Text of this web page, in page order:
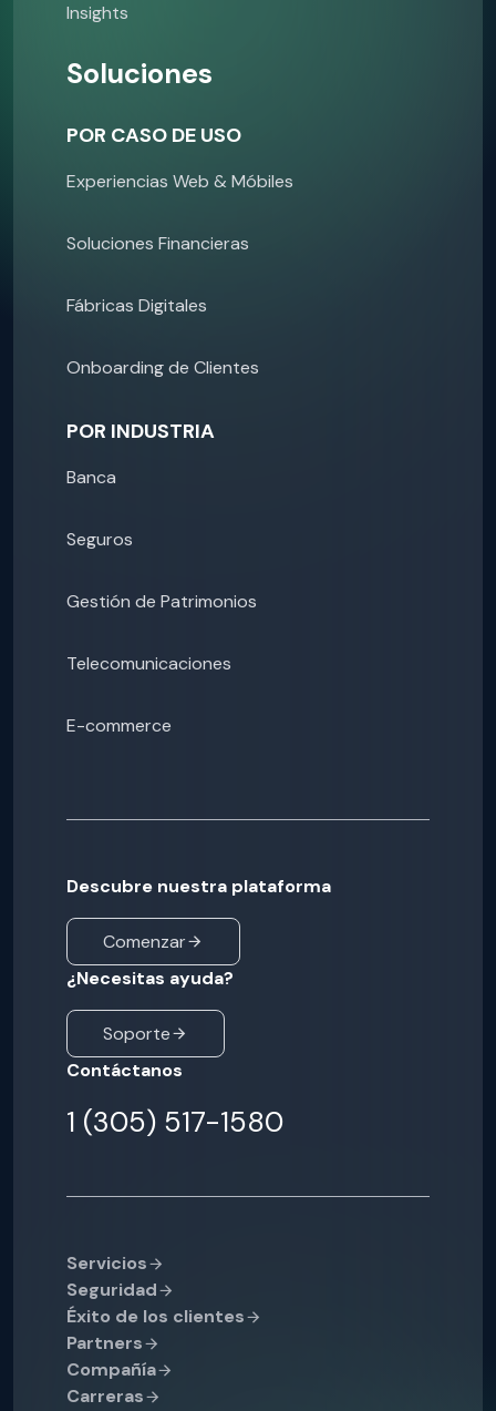
Insights
Soluciones
POR CASO DE USO
Experiencias Web & Móbiles
Soluciones Financieras
Fábricas Digitales
Onboarding de Clientes
POR INDUSTRIA
Banca
Seguros
Gestión de Patrimonios
Telecomunicaciones
E-commerce
Descubre nuestra plataforma
Comenzar
¿Necesitas ayuda?
Soporte
Contáctanos
1 (305) 517-1580
Servicios
Seguridad
Éxito de los clientes
Partners
Compañía
Carreras